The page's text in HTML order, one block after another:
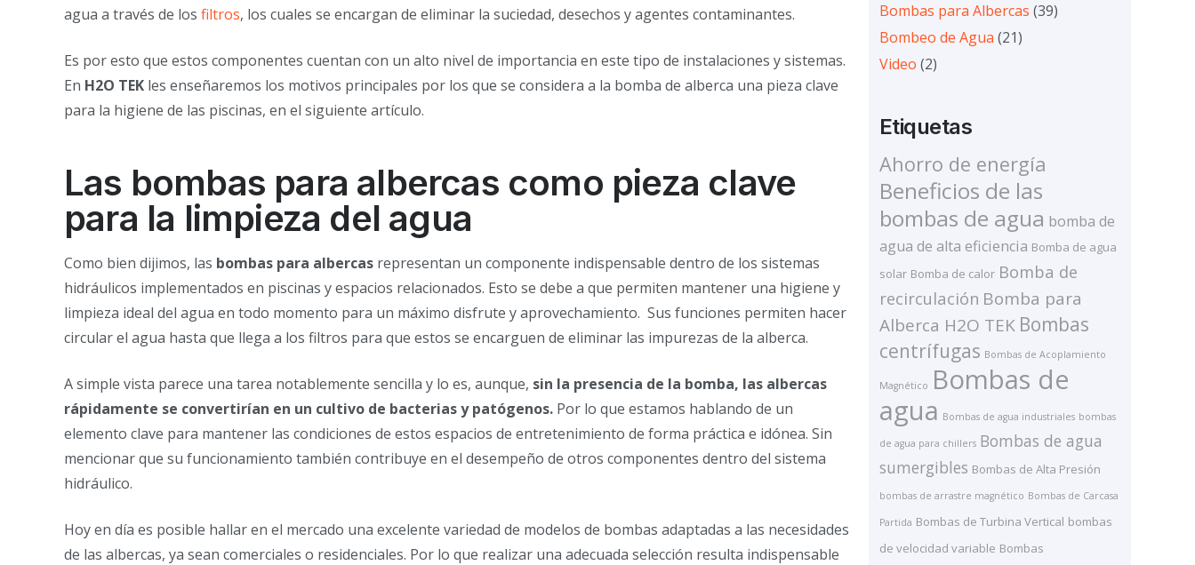
agua a través de los filtros, los cuales se encargan de eliminar la suciedad, desechos y agentes contaminantes.
Es por esto que estos componentes cuentan con un alto nivel de importancia en este tipo de instalaciones y sistemas.
En H2O TEK les enseñaremos los motivos principales por los que se considera a la bomba de alberca una pieza clave
para la higiene de las piscinas, en el siguiente artículo.
Las bombas para albercas como pieza clave
para la limpieza del agua
Como bien dijimos, las bombas para albercas representan un componente indispensable dentro de los sistemas
hidráulicos implementados en piscinas y espacios relacionados. Esto se debe a que permiten mantener una higiene y
limpieza ideal del agua en todo momento para un máximo disfrute y aprovechamiento. Sus funciones permiten hacer
circular el agua hasta que llega a los filtros para que estos se encarguen de eliminar las impurezas de la alberca.
A simple vista parece una tarea notablemente sencilla y lo es, aunque, sin la presencia de la bomba, las albercas
rápidamente se convertirían en un cultivo de bacterias y patógenos. Por lo que estamos hablando de un
elemento clave para mantener las condiciones de estos espacios de entretenimiento de forma práctica e idónea. Sin
mencionar que su funcionamiento también contribuye en el desempeño de otros componentes dentro del sistema
hidráulico.
Hoy en día es posible hallar en el mercado una excelente variedad de modelos de bombas adaptadas a las necesidades
de las albercas, ya sean comerciales o residenciales. Por lo que realizar una adecuada selección resulta indispensable
Bombas para Albercas (39)
Bombeo de Agua (21)
Video (2)
Etiquetas
Ahorro de energía
Beneficios de las
bombas de agua bomba de
agua de alta eficiencia Bomba de agua
solar Bomba de calor Bomba de
recirculación Bomba para
Alberca H2O TEK Bombas
centrífugas Bombas de Acoplamiento
Magnético Bombas de
agua Bombas de agua industriales bombas
de agua para chillers Bombas de agua
sumergibles Bombas de Alta Presión
bombas de arrastre magnético Bombas de Carcasa
Partida Bombas de Turbina Vertical bombas
de velocidad variable Bombas